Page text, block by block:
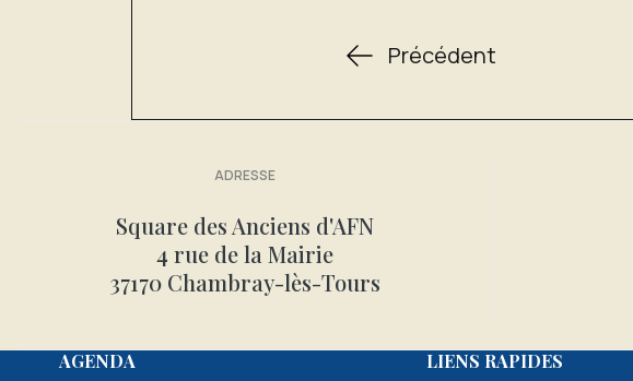
Précédent
ADRESSE
Square des Anciens d'AFN
4 rue de la Mairie
37170 Chambray-lès-Tours
AGENDA
Année
précédente
Mois
précédent
Année
Mois
LIENS RAPIDES